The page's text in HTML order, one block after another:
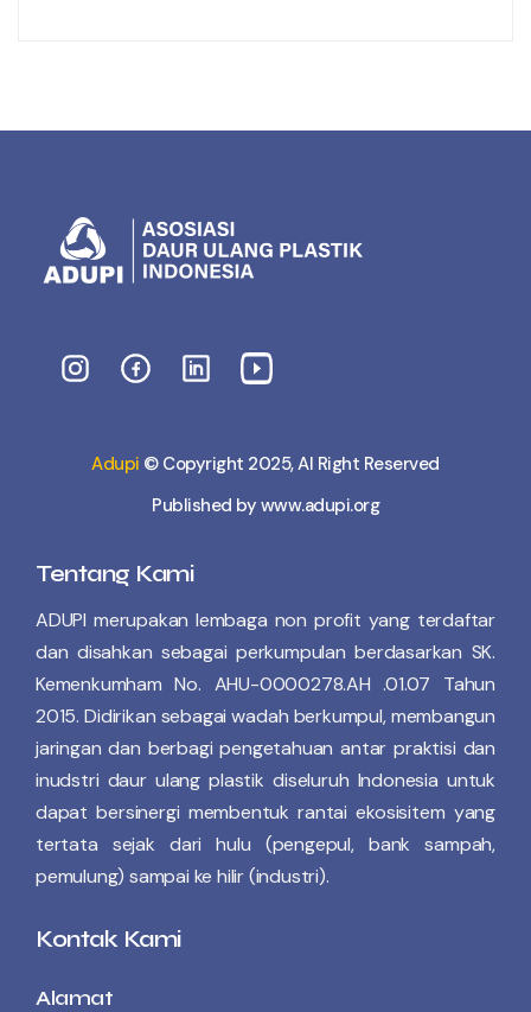
Adupi © Copyright 2025, Al Right Reserved
Published by www.adupi.org
Tentang Kami
ADUPI merupakan lembaga non profit yang terdaftar
dan disahkan sebagai perkumpulan berdasarkan SK.
Kemenkumham No. AHU-0000278.AH .01.07 Tahun
2015. Didirikan sebagai wadah berkumpul, membangun
jaringan dan berbagi pengetahuan antar praktisi dan
inudstri daur ulang plastik diseluruh Indonesia untuk
dapat bersinergi membentuk rantai ekosisitem yang
tertata sejak dari hulu (pengepul, bank sampah,
pemulung) sampai ke hilir (industri).
Kontak Kami
Alamat